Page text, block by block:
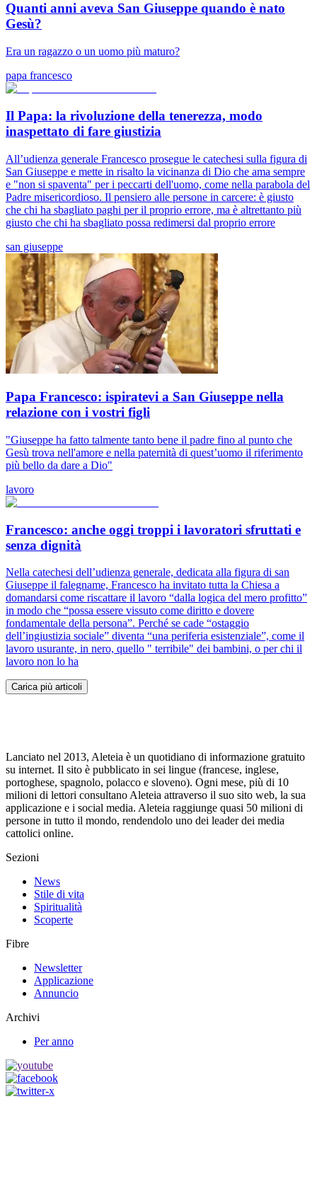
Quanti anni aveva San Giuseppe quando è nato
Gesù?
Era un ragazzo o un uomo più maturo?
papa francesco
Il Papa: la rivoluzione della tenerezza, modo
inaspettato di fare giustizia
All’udienza generale Francesco prosegue le catechesi sulla figura di
San Giuseppe e mette in risalto la vicinanza di Dio che ama sempre
e "non si spaventa" per i peccarti dell'uomo, come nella parabola del
Padre misericordioso. Il pensiero alle persone in carcere: è giusto
che chi ha sbagliato paghi per il proprio errore, ma è altrettanto più
giusto che chi ha sbagliato possa redimersi dal proprio errore
san giuseppe
Papa Francesco: ispiratevi a San Giuseppe nella
relazione con i vostri figli
"Giuseppe ha fatto talmente tanto bene il padre fino al punto che
Gesù trova nell'amore e nella paternità di quest’uomo il riferimento
più bello da dare a Dio"
lavoro
Francesco: anche oggi troppi i lavoratori sfruttati e
senza dignità
Nella catechesi dell’udienza generale, dedicata alla figura di san
Giuseppe il falegname, Francesco ha invitato tutta la Chiesa a
domandarsi come riscattare il lavoro “dalla logica del mero profitto”
in modo che “possa essere vissuto come diritto e dovere
fondamentale della persona”. Perché se cade “ostaggio
dell’ingiustizia sociale” diventa “una periferia esistenziale”, come il
lavoro usurante, in nero, quello " terribile" dei bambini, o per chi il
lavoro non lo ha
Carica più articoli
Lanciato nel 2013, Aleteia è un quotidiano di informazione gratuito
su internet. Il sito è pubblicato in sei lingue (francese, inglese,
portoghese, spagnolo, polacco e sloveno). Ogni mese, più di 10
milioni di lettori consultano Aleteia attraverso il suo sito web, la sua
applicazione e i social media. Aleteia raggiunge quasi 50 milioni di
persone in tutto il mondo, rendendolo uno dei leader dei media
cattolici online.
Sezioni
News
Stile di vita
Spiritualità
Scoperte
Fibre
Newsletter
Applicazione
Annuncio
Archivi
Per anno